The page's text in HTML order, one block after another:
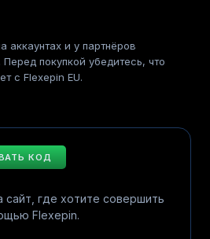
аккаунтах и у партнёров
покупкой убедитесь, что
с Flexepin EU.
КОД
сайт, где хотите совершить
Flexepin.